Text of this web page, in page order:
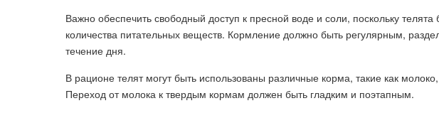
Важно обеспечить свободный доступ к пресной воде и соли, поскольку
количества питательных веществ. Кормление должно быть регулярным,
течение дня.
В рационе телят могут быть использованы различные корма, такие как
Переход от молока к твердым кормам должен быть гладким и поэтапным.